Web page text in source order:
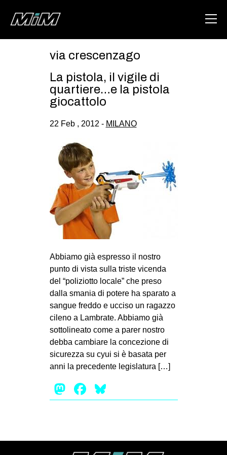
ABOUT
DEGENERAZIONE
GAZA FREESTYLE
CSOA LAMBRETTA
MSM
STUDENTI TSUNAMI
ZAM
MILANO
SPAZI
SPORT POPOLARE
MOVIMENTI
ANTIFASCISMO
DIRITTO ALL’ABITARE
MIGRAZIONI
via crescenzago
La pistola, il vigile di
quartiere…e la pistola
giocattolo
22 Feb , 2012 - MILANO
Abbiamo già espresso il nostro
punto di vista sulla triste vicenda
del “poliziotto locale” che preso
dalla smania di potere ha sparato a
sangue freddo e ucciso un ragazzo
cileno a Lambrate. Abbiamo già
sottolineato come a parer nostro
debba cambiare la concezione di
sicurezza su cyui si è basata per
anni la precedente legislatura […]
Mastodon
Facebook